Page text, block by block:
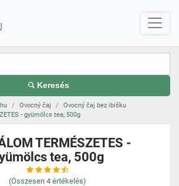
Keresés
Ovocný čaj
Ovocný čaj bez ibišku
- gyümölcs tea, 500g
TERMÉSZETES -
tea, 500g
(Összesen 4 értékelés)